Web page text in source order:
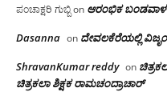
ಪಂಚಾಕ್ಷರಿ ಗುಬ್ಬಿon ಆರಂಭಿಕ
Dasanna on ದೇವಲಕೆರೆಯಲ್ಲಿ
ShravanKumar reddy on
ಚಿತ್ರಕಲಾ ಶಿಕ್ಷಕ ರಾಮಚಂದ್ರಾಚಾರ್